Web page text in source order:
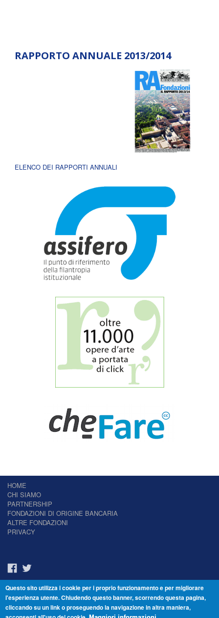
RAPPORTO ANNUALE 2013/2014
ELENCO DEI RAPPORTI ANNUALI
HOME
CHI SIAMO
PARTNERSHIP
FONDAZIONI DI ORIGINE BANCARIA
ALTRE FONDAZIONI
PRIVACY
Il Giornale delle Fondazioni - Periodico telematico
Reg. Tribunale n.7 del 22/07/2014 – ISSN 2421-2466
© Fondazione Venezia 2000 - Dorsoduro 3488/U - 30123 Venezia - Italia -
Questo sito utilizza i cookie per i proprio funzionamento e per migliorare
l'esperienza utente. Chiudendo questo banner, scorrendo questa pagina,
cliccando su un link o proseguendo la navigazione in altra maniera,